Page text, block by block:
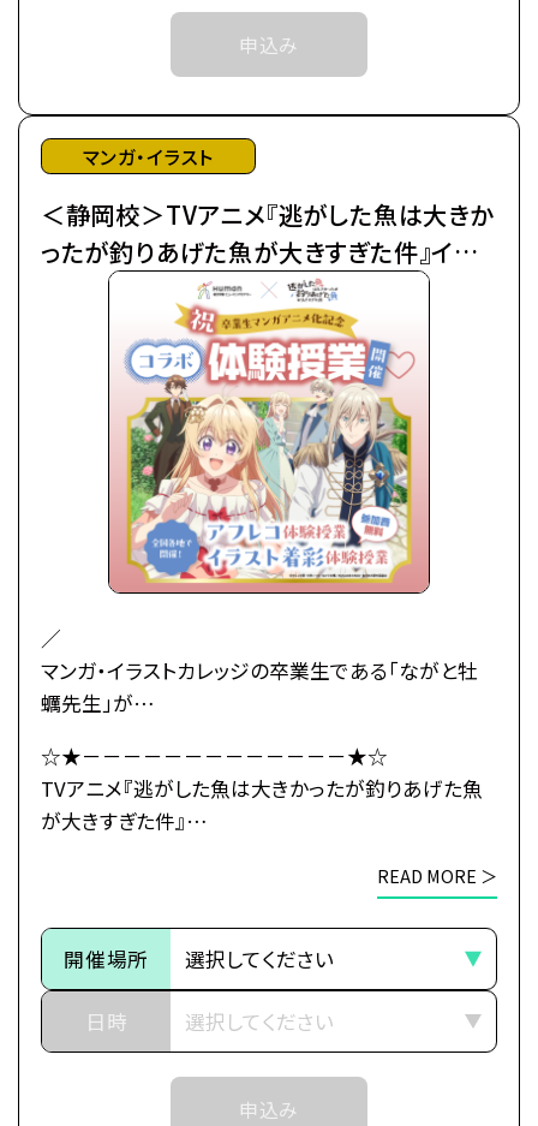
武道の名家であるアンノヴァッツィ公爵家の令嬢マリ
末っ子ながらに「武術の才能」を見出され、跡取りと
して育てられた。
しかし、弟が生まれたことにより急遽その役目を降り
ることに…。
父からなるべく優良物件の婿を探せと命じられたも
のの、
ムーロ王国内の目ぼしい貴族子息たちはすでに予約
そこで遠縁の親戚 アイーダを頼って隣国のルビーニ
留学し婚活に励んでいたところ、王立学園の卒業パ
ーティーの場で
初対面の王子レナートから身に覚えのない婚約破棄
を宣言されてしまう――！
婚約もしていないのに婚約破棄されたマリーアの婚
活の行方とは…！？
武闘派令嬢のドタバタラブコメディ開幕！
●注意事項
※定員数は校舎毎に異なります。
そのため、ご予約状況により、
抽選等の対応をさせていただく場合がございます。
それまでは予約完了しておりませんので
予めご了承ください。
※中学生以上の方が対象となります。
申込み
マンガ・イラスト
＜静岡校＞TVアニメ『逃がした魚は大きか
ったが釣りあげた魚が大きすぎた件』イラ
スト着彩体験授業
／
マンガ・イラストカレッジの卒業生である「ながと牡
蠣先生」が
TVアニメ『逃がした魚は大きかったが釣りあげた魚
が大きすぎた件』とタイアップ！
＼
本格的なイラスト着彩授業をプロ講師が丁寧にサポ
ートします。
☆★－－－－－－－－－－－－－★☆
TVアニメ『逃がした魚は大きかったが釣りあげた魚
が大きすぎた件』
■作品紹介
「……それはいきなりの婚約破棄で幕を開けた」
武道の名家であるアンノヴァッツィ公爵家の令嬢マリ
READ MORE ＞
開催場所
日時
申込み